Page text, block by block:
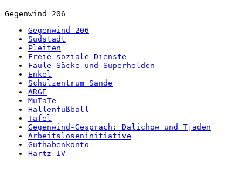
Gegenwind 206
Gegenwind 206
Südstadt
Pleiten
Freie soziale Dienste
Faule Säcke und Superhelden
Enkel
Schulzentrum Sande
ARGE
MuTaTe
Hallenfußball
Tafel
Gegenwind-Gespräch: Dalichow und Tjaden
Arbeitsloseninitiative
Guthabenkonto
Hartz IV